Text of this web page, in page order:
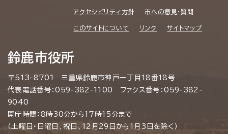
アクセシビリティ方針 市への意見・質問
このサイトについて リンク サイトマップ
鈴鹿市役所
〒513-8701 三重県鈴鹿市神戸一丁目18番18号
代表電話番号：059-382-1100 ファクス番号：059-382-
9040
開庁時間：8時30分から17時15分まで
（土曜日・日曜日、祝日、12月29日から1月3日を除く）